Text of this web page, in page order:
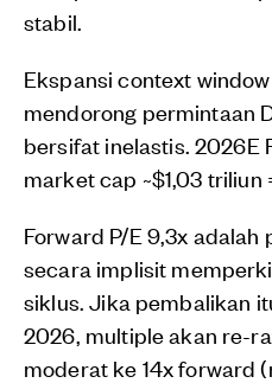
stabil.
Ekspansi context
mendorong permintaan
bersifat inelastis. 2026E
market cap ~$1,03 triliun
Forward P/E 9,3x
secara implisit
siklus. Jika pembalikan
2026, multiple akan re-
moderat ke 14x forward